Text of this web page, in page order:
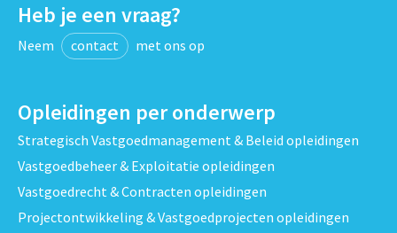
Heb je een vraag?
Neem contact met ons op
Opleidingen per onderwerp
Strategisch Vastgoedmanagement & Beleid opleidingen
Vastgoedbeheer & Exploitatie opleidingen
Vastgoedrecht & Contracten opleidingen
Projectontwikkeling & Vastgoedprojecten opleidingen